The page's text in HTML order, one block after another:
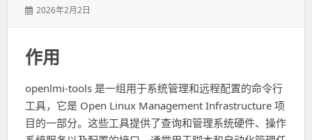
发
2026年2月2日
作用
openlmi-tools 是一组用于系统管理和远程配置的命令行
工具，它是 Open Linux Management Infrastructure 项
目的一部分。这些工具提供了查询和管理系统硬件、操作